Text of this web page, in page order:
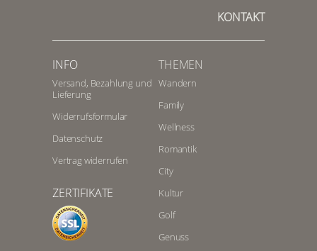
KONTAKT
INFO
Versand, Bezahlung und
Lieferung
Widerrufsformular
Datenschutz
Vertrag widerrufen
ZERTIFIKATE
THEMEN
Wandern
Family
Wellness
Romantik
City
Kultur
Golf
Genuss